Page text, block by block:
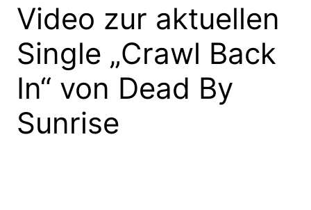
Video zur aktuellen
Single „Crawl Back
In“ von Dead By
Sunrise